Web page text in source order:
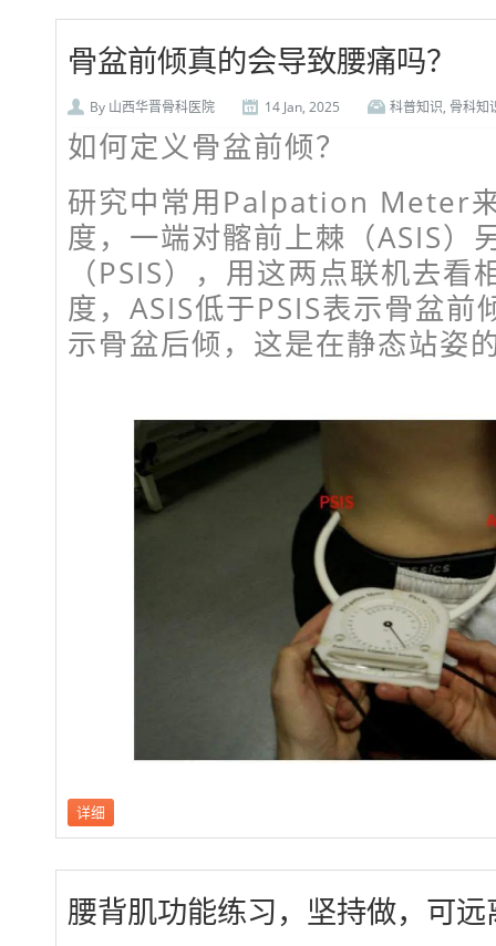
骨盆前倾真的会导致腰痛吗？
By 山西华晋骨科医院 14 Jan, 2025 科普知识, 骨科知
如何定义骨盆前倾？
研究中常用Palpation Meter
度，一端对髂前上棘（ASIS）
（PSIS），用这两点联机去
度，ASIS低于PSIS表示骨盆前
示骨盆后倾，这是在静态站姿
详细
腰背肌功能练习，坚持做，可远